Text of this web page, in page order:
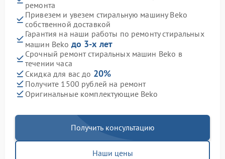
ремонта
Привезем и увезем стиральную машину Beko
собственной доставкой
Гарантия на наши работы по ремонту стиральных
машин Beko до 3-х лет
Срочный ремонт стиральных машин Beko в
течении часа
Скидка для вас до 20%
Получите 1500 рублей на ремонт
Оригинальные комплектующие Beko
Получить консультацию
Наши цены